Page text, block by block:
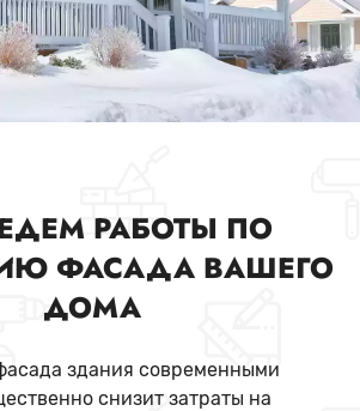
РАБОТЫ ПО
ФАСАДА ВАШЕГО
ДОМА
здания современными
снизит затраты на